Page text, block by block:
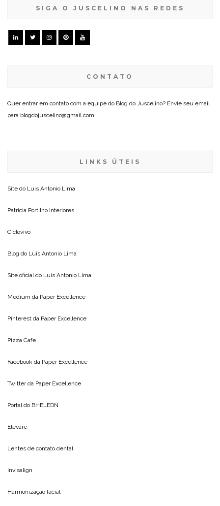
SIGA O JUSCELINO NAS REDES
CONTATO
Quer entrar em contato com a equipe do Blog do Juscelino? Envie seu email
para blogdojuscelino@gmail.com
LINKS ÚTEIS
Site do Luis Antonio Lima
Patricia Portilho Interiores
Ciclovivo
Blog do Luis Antonio Lima
Site oficial do Luis Antonio Lima
Medium da Paper Excellence
Pinterest da Paper Excellence
Pizza Cafe
Facebook da Paper Excellence
Twitter da Paper Excellence
Portal do BHELEDN
Elevare
Lentes de contato dental
Invisalign
Harmonização facial